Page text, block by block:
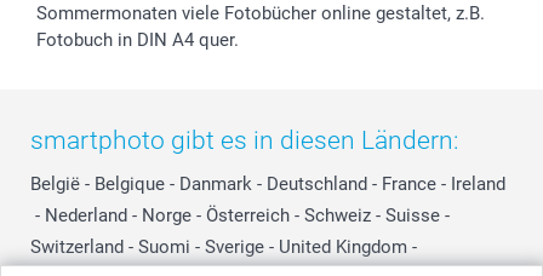
Sommermonaten viele Fotobücher online gestaltet, z.B.
Fotobuch in DIN A4 quer.
smartphoto gibt es in diesen Ländern:
België - Belgique - Danmark - Deutschland - France - Ireland
- Nederland - Norge - Österreich - Schweiz - Suisse -
Switzerland - Suomi - Sverige - United Kingdom -